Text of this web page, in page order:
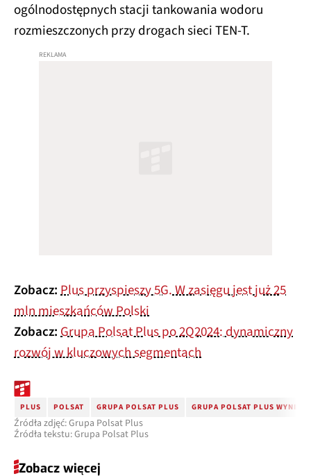
ogólnodostępnych stacji tankowania wodoru
rozmieszczonych przy drogach sieci TEN-T.
Zobacz:Plus przyspieszy 5G. W zasięgu jest już 25
mln mieszkańców Polski
Zobacz:Grupa Polsat Plus po 2Q2024: dynamiczny
rozwój w kluczowych segmentach
PLUS POLSAT GRUPA POLSAT PLUS GRUPA POLSAT PLUS WYNIKI
Źródła zdjęć: Grupa Polsat Plus
Źródła tekstu: Grupa Polsat Plus
Zobacz więcej